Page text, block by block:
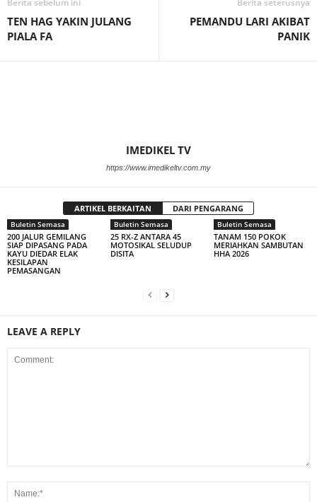
Berita sebelum ini
TEN HAG YAKIN JULANG
PIALA FA
Berita seterusnya
PEMANDU LARI AKIBAT
PANIK
IMEDIKEL TV
https://www.imedikeltv.com.my
ARTIKEL BERKAITAN DARI PENGARANG
Buletin Semasa
200 JALUR GEMILANG
SIAP DIPASANG PADA
KAYU DIEDAR ELAK
KESILAPAN
PEMASANGAN
Buletin Semasa
25 RX-Z ANTARA 45
MOTOSIKAL SELUDUP
DISITA
Buletin Semasa
TANAM 150 POKOK
MERIAHKAN SAMBUTAN
HHA 2026
LEAVE A REPLY